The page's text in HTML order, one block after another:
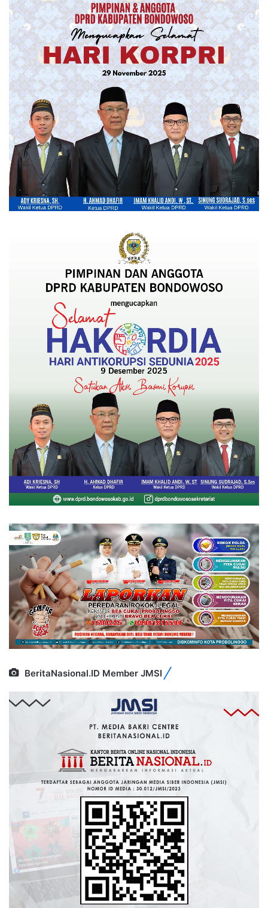
BeritaNasional.ID Member JMSI